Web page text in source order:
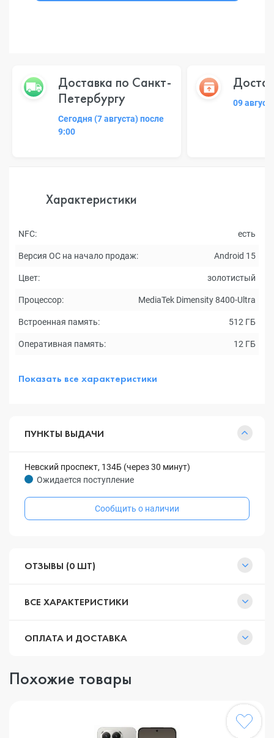
Доставка по Санкт-
Петербургу
Сегодня (7 августа) после
9:00
09
Характеристики
NFC: есть
Версия ОС на начало продаж: Android 15
Цвет: золотистый
Процессор: MediaTek Dimensity 8400-Ultra
Встроенная память: 512 ГБ
Оперативная память: 12 ГБ
Показать все характеристики
ПУНКТЫ ВЫДАЧИ
Невский проспект, 134Б (через 30 минут)
Ожидается поступление
Сообщить о наличии
ОТЗЫВЫ (0 ШТ)
ВСЕ ХАРАКТЕРИСТИКИ
ОПЛАТА И ДОСТАВКА
Похожие товары